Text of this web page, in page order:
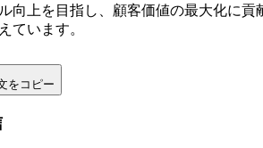
向上を目指し、顧客価値の最大化に貢
ています。
をコピー